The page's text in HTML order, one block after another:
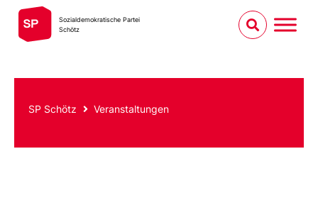
Sozialdemokratische Partei
Schötz
SP Schötz Veranstaltungen